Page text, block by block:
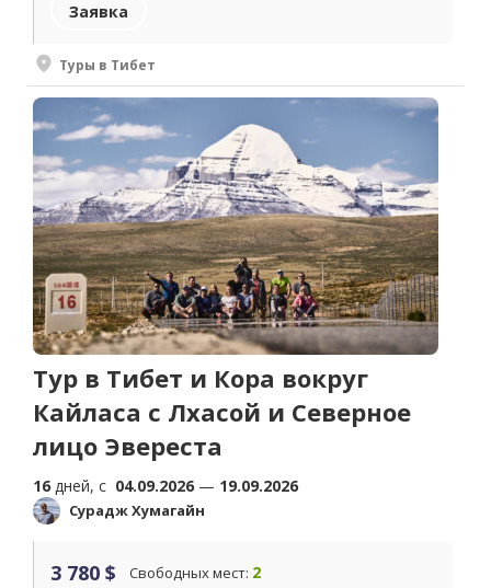
Заявка
Туры в Тибет
Тур в Тибет и Кора вокруг
Кайласа с Лхасой и Северное
лицо Эвереста
16 дней, c 04.09.2026 — 19.09.2026
Сурадж Хумагайн
3 780 $ Свободных мест: 2